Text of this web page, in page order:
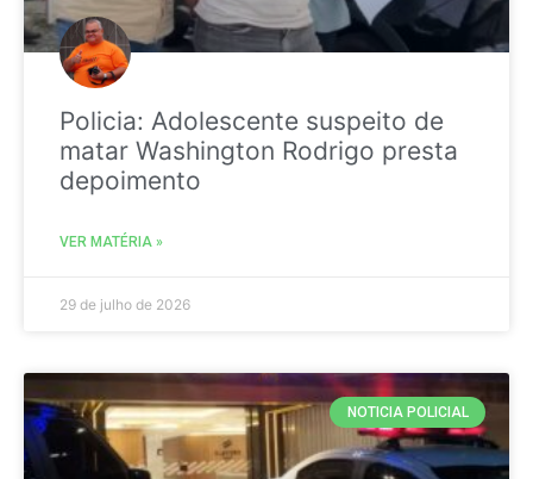
Policia: Adolescente suspeito de
matar Washington Rodrigo presta
depoimento
VER MATÉRIA »
29 de julho de 2026
NOTICIA POLICIAL